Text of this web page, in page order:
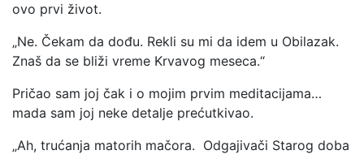
ovo prvi život.
„Ne. Čekam da dođu. Rekli su mi da idem u Obilazak.
Znaš da se bliži vreme Krvavog meseca.“
Pričao sam joj čak i o mojim prvim meditacijama…
mada sam joj neke detalje prećutkivao.
„Ah, trućanja matorih mačora. Odgajivači Starog doba